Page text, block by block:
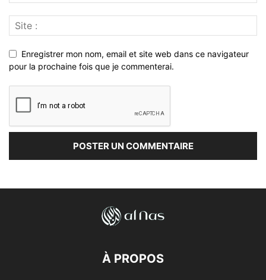
Enregistrer mon nom, email et site web dans ce navigateur
pour la prochaine fois que je commenterai.
À PROPOS